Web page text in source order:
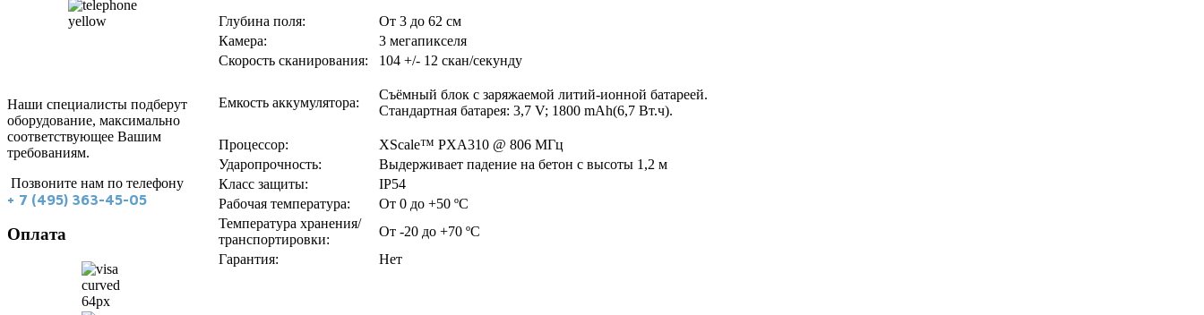
Глубина поля:
От 3 до 62 см
Камера:
3 мегапикселя
Скорость сканирования:
104 +/- 12 скан/секунду
Емкость аккумулятора:
Съёмный блок с заряжаемой литий-ионной батареей.
Стандартная батарея: 3,7 V; 1800 mAh(6,7 Вт.ч).
Процессор:
XScale™ PXA310 @ 806 МГц
Ударопрочность:
Выдерживает падение на бетон с высоты 1,2 м
Класс защиты:
IP54
Рабочая температура:
От 0 до +50 ºC
Температура хранения/
транспортировки:
От -20 до +70 ºC
Гарантия:
Нет
Наши специалисты подберут
оборудование, максимально
соответствующее Вашим
требованиям.
Позвоните нам по телефону
+ 7 (495) 363-45-05
Оплата